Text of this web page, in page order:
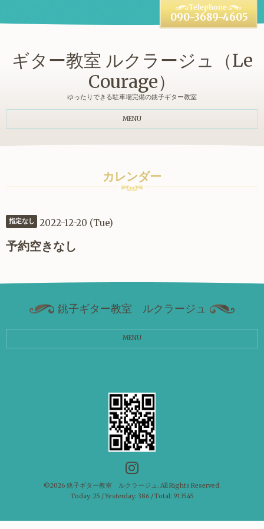
ギター教室 ルクラージュ（Le
Courage）
ゆったりできる駐車場完備の銚子ギター教室
090-3689-4605
MENU
カレンダー
指定なし 2022-12-20 (Tue)
予約空きなし
銚子ギター教室 ルクラージュ
MENU
©2026 銚子ギター教室 ルクラージュ . All Rights Reserved.
Today: 25 / Yesterday: 386 / Total: 913545